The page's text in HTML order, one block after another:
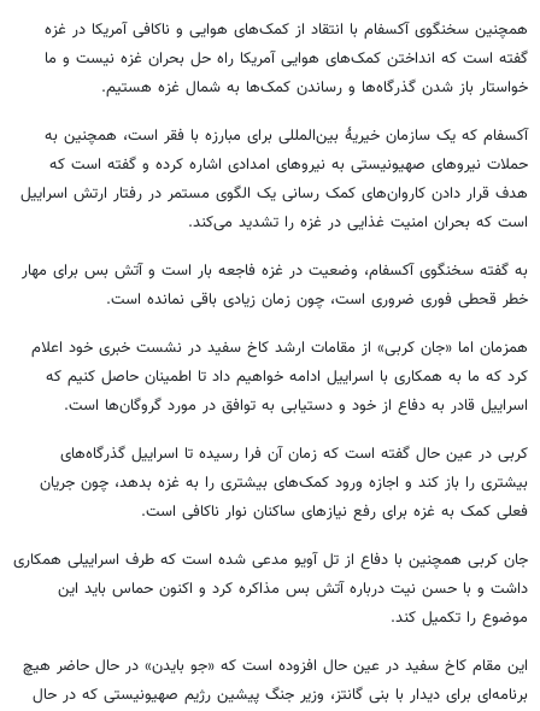
همچنین سخنگوی آکسفام با انتقاد از کمک‌های هوایی و ناکافی آمریکا در غزه
گفته است که انداختن کمک‌های هوایی آمریکا راه حل بحران غزه نیست و ما
خواستار باز شدن گذرگاه‌ها و رساندن کمک‌ها به شمال غزه هستیم.
آکسفام که یک سازمان خیریهٔ بین‌المللی برای مبارزه با فقر است، همچنین به
حملات نیروهای صهیونیستی به نیروهای امدادی اشاره کرده و گفته است که
هدف قرار دادن کاروان‌های کمک رسانی یک الگوی مستمر در رفتار ارتش اسراییل
است که بحران امنیت غذایی در غزه را تشدید می‌کند.
به گفته سخنگوی آکسفام، وضعیت در غزه فاجعه بار است و آتش بس برای مهار
خطر قحطی فوری ضروری است، چون زمان زیادی باقی نمانده است.
همزمان اما «جان کربی» از مقامات ارشد کاخ سفید در نشست خبری خود اعلام
کرد که ما به همکاری با اسراییل ادامه خواهیم داد تا اطمینان حاصل کنیم که
اسراییل قادر به دفاع از خود و دستیابی به توافق در مورد گروگان‌ها است.
کربی در عین حال گفته است که زمان آن فرا رسیده تا اسراییل گذرگاه‌های
بیشتری را باز کند و اجازه ورود کمک‌های بیشتری را به غزه بدهد، چون جریان
فعلی کمک به غزه برای رفع نیازهای ساکنان نوار ناکافی است.
جان کربی همچنین با دفاع از تل آویو مدعی شده است که طرف اسراییلی همکاری
داشت و با حسن نیت درباره آتش بس مذاکره کرد و اکنون حماس باید این
موضوع را تکمیل کند.
این مقام کاخ سفید در عین حال افزوده است که «جو بایدن» در حال حاضر هیچ
برنامه‌ای برای دیدار با بنی گانتز، وزیر جنگ پیشین رژیم صهیونیستی که در حال